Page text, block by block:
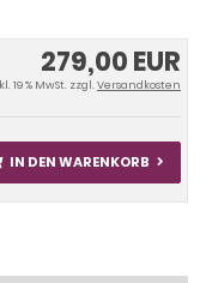
279,00 EUR
19 % MwSt. zzgl.Versandkosten
IN DEN WARENKORB